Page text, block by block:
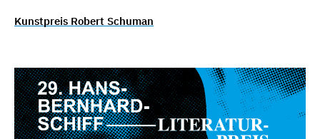
Kunstpreis Robert Schuman